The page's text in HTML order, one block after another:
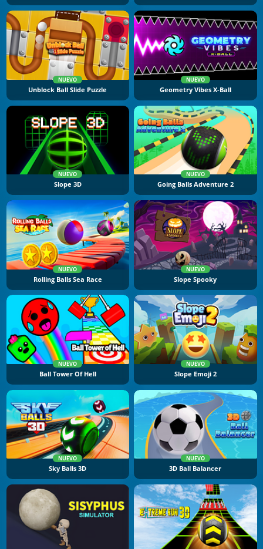
NUEVO
Unblock Ball Slide Puzzle
NUEVO
Geometry Vibes X-Ball
NUEVO
Slope 3D
NUEVO
Going Balls Adventure 2
NUEVO
Rolling Balls Sea Race
NUEVO
Slope Spooky
NUEVO
Ball Tower Of Hell
NUEVO
Slope Emoji 2
NUEVO
Sky Balls 3D
NUEVO
3D Ball Balancer